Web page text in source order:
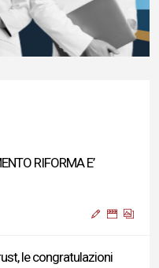
RIFORMA E’
le congratulazioni